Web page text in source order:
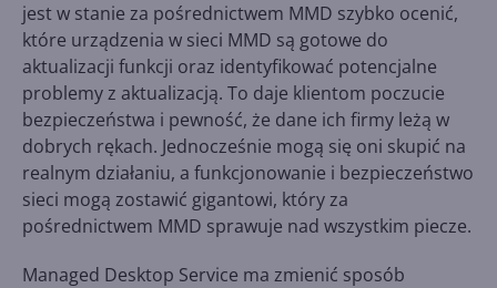
jest w stanie za pośrednictwem MMD szybko ocenić,
które urządzenia w sieci MMD są gotowe do
aktualizacji funkcji oraz identyfikować potencjalne
problemy z aktualizacją. To daje klientom poczucie
bezpieczeństwa i pewność, że dane ich firmy leżą w
dobrych rękach. Jednocześnie mogą się oni skupić na
realnym działaniu, a funkcjonowanie i bezpieczeństwo
sieci mogą zostawić gigantowi, który za
pośrednictwem MMD sprawuje nad wszystkim piecze.
Managed Desktop Service ma zmienić sposób